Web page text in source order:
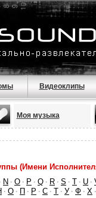
Видеоклипы
Моя музыка
(Имени
· N · O · P · Q · R · S · T · U ·
· О · П · Р · С · Т · У · Ф · Х